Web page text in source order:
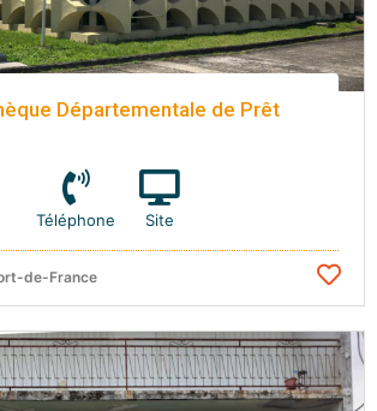
Départementale de Prêt
Téléphone Site
de-France